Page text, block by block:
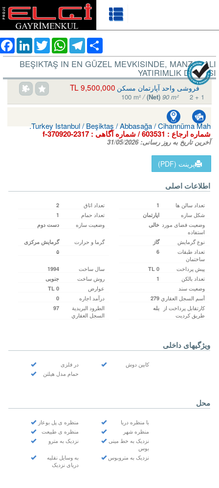
LinkedIn TwitterWhatsAppTelegram Share
BEŞIKTAŞ IN EN GÜZEL MEVKISINDE, MANZARALI
YATIRIMLIK DAIRESI
فروشی واحد آپارتمان مسکن 9,500,000 TL
100 m² /(Net) 90 m² 2 + 1
Turkey Istanbul / Beşiktaş / Abbasağa/ Cihannüma Mah.
شماره ارجاع : 603531/ شماره آگاهی‌ : f-370920-2317
آخرین تاریخ به روز رسانی:31/05/2026
پرینت (PDF)
اطلاعات اصلی
تعداد اتاق 2 تعداد سالن ها 1
تعداد حمام 1 شکل سازه اپارتمان
وضعیت سازه دست دوم
وضعیت فضای مورد
استفاده
خالی‌
گرما و حرارت گرمایش مرکزی نوع گرمایش
گاز
۵
تعداد طبقات
ساختمان
6
سال ساخت 1994 پیش پرداخت 0 TL
روش ساخت جنوبی تعداد بالکن 1
عوارض 0 TL
وضعیت سند
درآمد اجاره
0 أسم السجل العقاري 279
الطرود البريدية
السجل العقاري
97
کارتقابل پرداخت از
طریق کردیت
بله
ویژگیهای داخلی
در فلزی
کابین دوش
حمام مدل هیلتن
محل
منظره ی پل بوعاز
با منظره دریا
منظره ی طبیعت
منظره شهر
نزدیک به مترو
نزدیک به خط مینی
بوس
به وسایل نقلیه
دریای نزدیک
نزدیک به متروبوس